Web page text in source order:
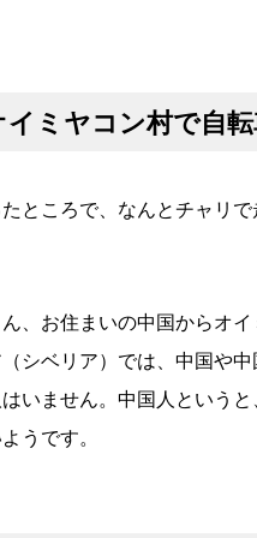
ミヤコン村で自
ところで、なんとチャリ
、お住まいの中国からオ
シベリア）では、中国や
いません。中国人という
うです。